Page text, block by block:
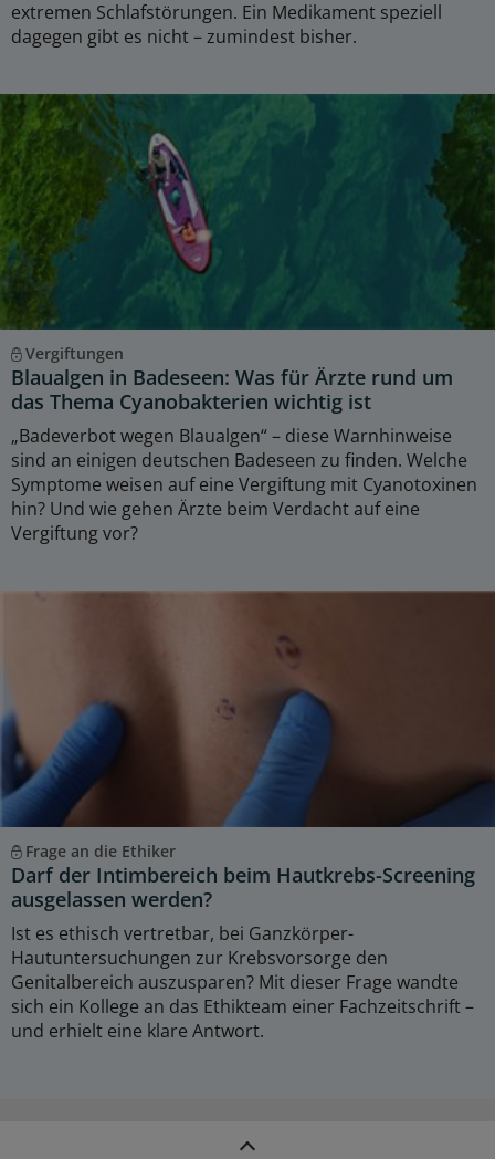
extremen Schlafstörungen. Ein Medikament speziell
dagegen gibt es nicht – zumindest bisher.
Vergiftungen
Blaualgen in Badeseen: Was für Ärzte rund um
das Thema Cyanobakterien wichtig ist
„Badeverbot wegen Blaualgen“ – diese Warnhinweise
sind an einigen deutschen Badeseen zu finden. Welche
Symptome weisen auf eine Vergiftung mit Cyanotoxinen
hin? Und wie gehen Ärzte beim Verdacht auf eine
Vergiftung vor?
Frage an die Ethiker
Darf der Intimbereich beim Hautkrebs-Screening
ausgelassen werden?
Ist es ethisch vertretbar, bei Ganzkörper-
Hautuntersuchungen zur Krebsvorsorge den
Genitalbereich auszusparen? Mit dieser Frage wandte
sich ein Kollege an das Ethikteam einer Fachzeitschrift –
und erhielt eine klare Antwort.